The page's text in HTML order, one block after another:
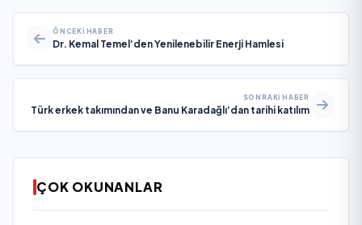
ÖNCEKI HABER
Dr. Kemal Temel’den Yenilenebilir Enerji Hamlesi
SONRAKI HABER
Türk erkek takımından ve Banu Karadağlı’dan tarihi katılım
ÇOK OKUNANLAR